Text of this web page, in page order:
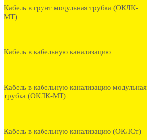
Кабель в грунт модульная трубка (ОКЛК-
МТ)
Кабель в кабельную канализацию
Кабель в кабельную канализацию модульная
трубка (ОКЛК-МТ)
Кабель в кабельную канализацию (ОКЛСт)